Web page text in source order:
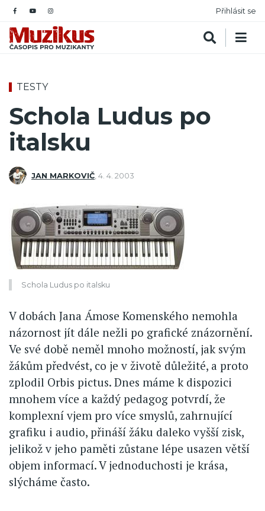
Přihlásit se
TESTY
Schola Ludus po
italsku
JAN MARKOVIČ 4. 4. 2003
Schola Ludus po italsku
V dobách Jana Ámose Komenského nemohla
názornost jít dále nežli po grafické znázornění.
Ve své době neměl mnoho možností, jak svým
žákům předvést, co je v životě důležité, a proto
zplodil Orbis pictus. Dnes máme k dispozici
mnohem více a každý pedagog potvrdí, že
komplexní vjem pro více smyslů, zahrnující
grafiku i audio, přináší žáku daleko vyšší zisk,
jelikož v jeho paměti zůstane lépe usazen větší
objem informací. V jednoduchosti je krása,
slýcháme často.